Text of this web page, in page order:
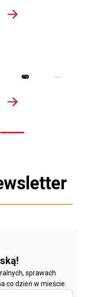
sprawach
co dzień w mieście.